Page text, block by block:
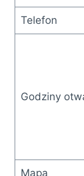
Telefon
Godziny
Mapa